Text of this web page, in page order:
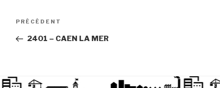
l’article
Article
PRÉCÉDENT
2401 – CAEN LA MER